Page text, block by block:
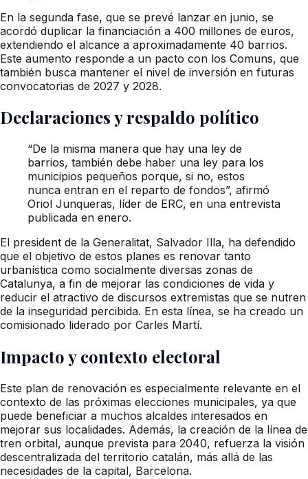
En la segunda fase, que se prevé lanzar en junio, se
acordó duplicar la financiación a 400 millones de euros,
extendiendo el alcance a aproximadamente 40 barrios.
Este aumento responde a un pacto con los Comuns, que
también busca mantener el nivel de inversión en futuras
convocatorias de 2027 y 2028.
Declaraciones y respaldo político
“De la misma manera que hay una ley de
barrios, también debe haber una ley para los
municipios pequeños porque, si no, estos
nunca entran en el reparto de fondos”, afirmó
Oriol Junqueras, líder de ERC, en una entrevista
publicada en enero.
El president de la Generalitat, Salvador Illa, ha defendido
que el objetivo de estos planes es renovar tanto
urbanística como socialmente diversas zonas de
Catalunya, a fin de mejorar las condiciones de vida y
reducir el atractivo de discursos extremistas que se nutren
de la inseguridad percibida. En esta línea, se ha creado un
comisionado liderado por Carles Martí.
Impacto y contexto electoral
Este plan de renovación es especialmente relevante en el
contexto de las próximas elecciones municipales, ya que
puede beneficiar a muchos alcaldes interesados en
mejorar sus localidades. Además, la creación de la línea de
tren orbital, aunque prevista para 2040, refuerza la visión
descentralizada del territorio catalán, más allá de las
necesidades de la capital, Barcelona.